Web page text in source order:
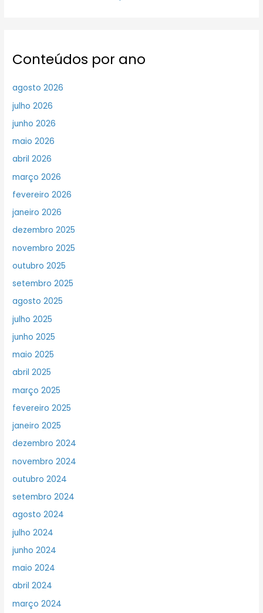
Conteúdos por ano
agosto 2026
julho 2026
junho 2026
maio 2026
abril 2026
março 2026
fevereiro 2026
janeiro 2026
dezembro 2025
novembro 2025
outubro 2025
setembro 2025
agosto 2025
julho 2025
junho 2025
maio 2025
abril 2025
março 2025
fevereiro 2025
janeiro 2025
dezembro 2024
novembro 2024
outubro 2024
setembro 2024
agosto 2024
julho 2024
junho 2024
maio 2024
abril 2024
março 2024